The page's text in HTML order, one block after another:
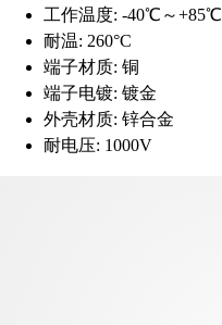
工作温度: -40℃～+85℃
耐温: 260°C
端子材质: 铜
端子电镀: 镀金
外壳材质: 锌合金
耐电压: 1000V